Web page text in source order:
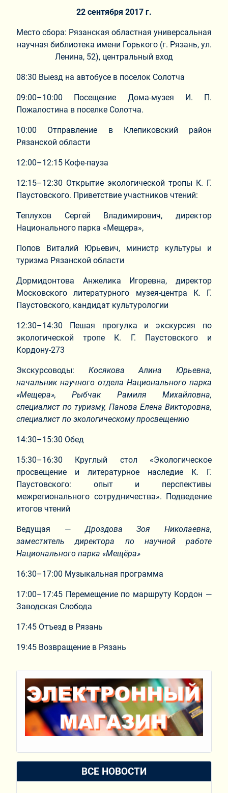
22 сентября 2017 г.
Место сбора: Рязанская областная универсальная
научная библиотека имени Горького (г. Рязань, ул.
Ленина, 52), центральный вход
08:30 Выезд на автобусе в поселок Солотча
09:00–10:00 Посещение Дома-музея И. П.
Пожалостина в поселке Солотча.
10:00 Отправление в Клепиковский район
Рязанской области
12:00–12:15 Кофе-пауза
12:15–12:30 Открытие экологической тропы К. Г.
Паустовского. Приветствие участников чтений:
Теплухов Сергей Владимирович, директор
Национального парка «Мещера»,
Попов Виталий Юрьевич, министр культуры и
туризма Рязанской области
Дормидонтова Анжелика Игоревна, директор
Московского литературного музея-центра К. Г.
Паустовского, кандидат культурологии
12:30–14:30 Пешая прогулка и экскурсия по
экологической тропе К. Г. Паустовского и
Кордону-273
Экскурсоводы: Косякова Алина Юрьевна,
начальник научного отдела Национального парка
«Мещера», Рыбчак Рамиля Михайловна,
специалист по туризму, Панова Елена Викторовна,
специалист по экологическому просвещению
14:30–15:30 Обед
15:30–16:30 Круглый стол «Экологическое
просвещение и литературное наследие К. Г.
Паустовского: опыт и перспективы
межрегионального сотрудничества». Подведение
итогов чтений
Ведущая —Дроздова Зоя Николаевна,
заместитель директора по научной работе
Национального парка «Мещёра»
16:30–17:00 Музыкальная программа
17:00–17:45 Перемещение по маршруту Кордон —
Заводская Слобода
17:45 Отъезд в Рязань
19:45 Возвращение в Рязань
ВСЕ НОВОСТИ